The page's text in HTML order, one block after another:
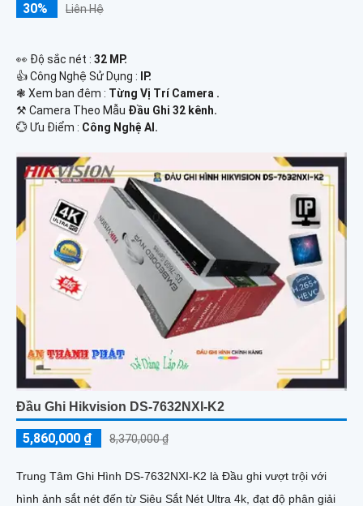
30% Liên Hệ
️👀 Độ sắc nét : 32 MP.
👍 Công Nghệ Sử Dụng :
IP.
❃ Xem ban đêm : Từng Vị Trí Camera .
⚒ Camera Theo Mẫu Đầu Ghi 32 kênh.
️💮 Ưu Điểm : Công Nghệ AI.
Đầu Ghi Hikvision DS-7632NXI-K2
5,860,000 ₫ 8,370,000 ₫
Trung Tâm Ghi Hình DS-7632NXI-K2 là Đầu ghi vượt trội với
hình ảnh sắt nét đến từ Siêu Sắt Nét Ultra 4k, đạt độ phân giải